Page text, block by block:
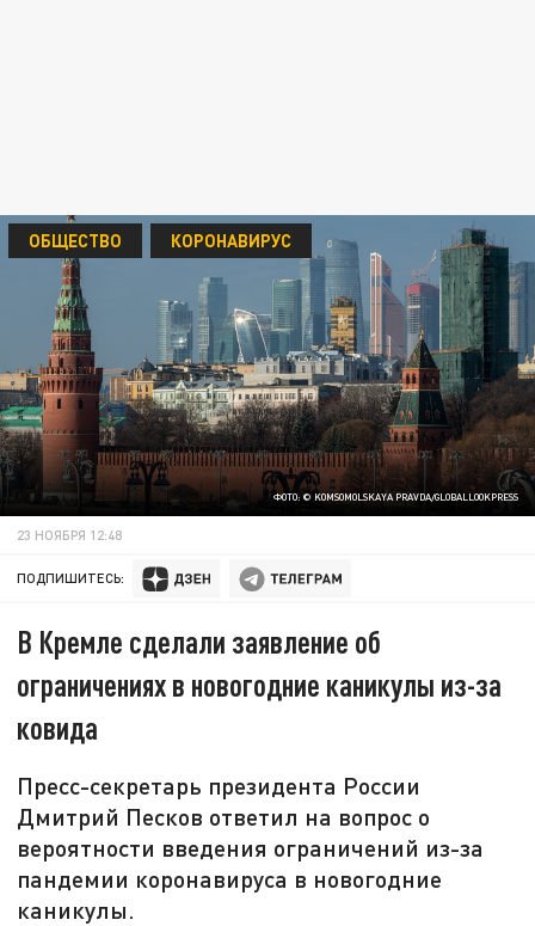
ФОТО: © KOMSOMOLSKAYA PRAVDA/GLOBALLOOKPRESS
ОБЩЕСТВО КОРОНАВИРУС
23 НОЯБРЯ 12:48
ПОДПИШИТЕСЬ:
В Кремле сделали заявление об
ограничениях в новогодние каникулы из-за
ковида
Пресс-секретарь президента России
Дмитрий Песков ответил на вопрос о
вероятности введения ограничений из-за
пандемии коронавируса в новогодние
каникулы.